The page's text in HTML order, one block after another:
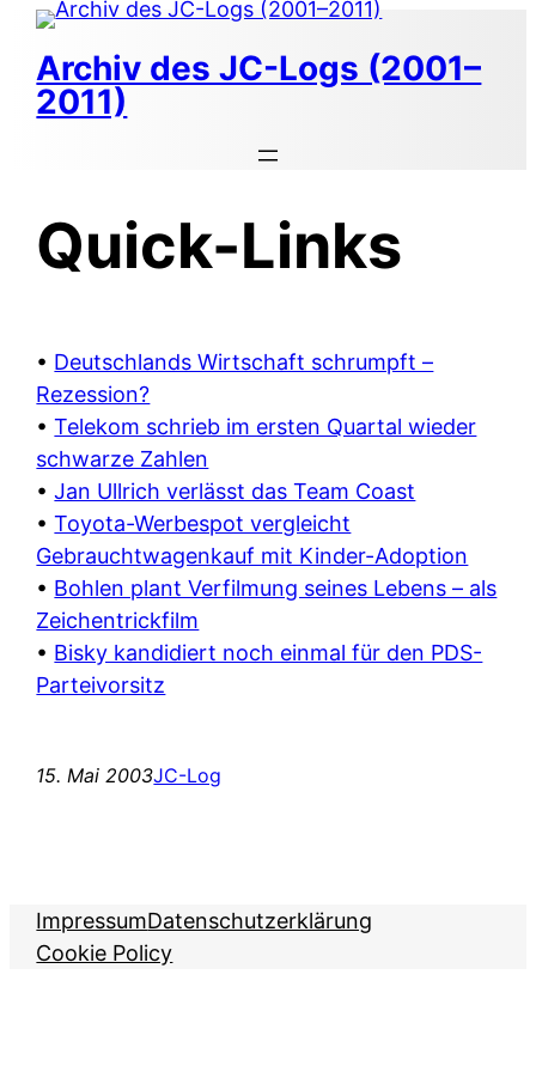
Zum
Inhalt
springen
Archiv des JC-Logs (2001–
2011)
Quick-Links
• Deutschlands Wirtschaft schrumpft –
Rezession?
•Telekom schrieb im ersten Quartal wieder
schwarze Zahlen
•Jan Ullrich verlässt das Team Coast
•Toyota-Werbespot vergleicht
Gebrauchtwagenkauf mit Kinder-Adoption
• Bohlen plant Verfilmung seines Lebens – als
Zeichentrickfilm
• Bisky kandidiert noch einmal für den PDS-
Parteivorsitz
15. Mai 2003JC-Log
ImpressumDatenschutzerklärung
Cookie Policy